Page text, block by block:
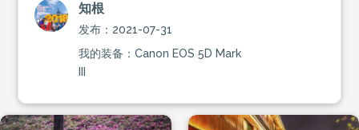
知根
发布：2021-07-31
我的装备：Canon EOS 5D Mark